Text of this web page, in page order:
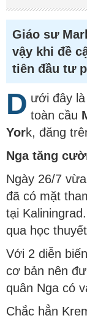
Giáo sư
vậy khi đề
tiên đầu tư
D ưới đây
toàn cầu
York, đăng
Nga tăng
Ngày 26/7
đã có mặt
tại
qua học
Với 2 diễn
cơ bản nên
quân Nga có
Chắc hẳn